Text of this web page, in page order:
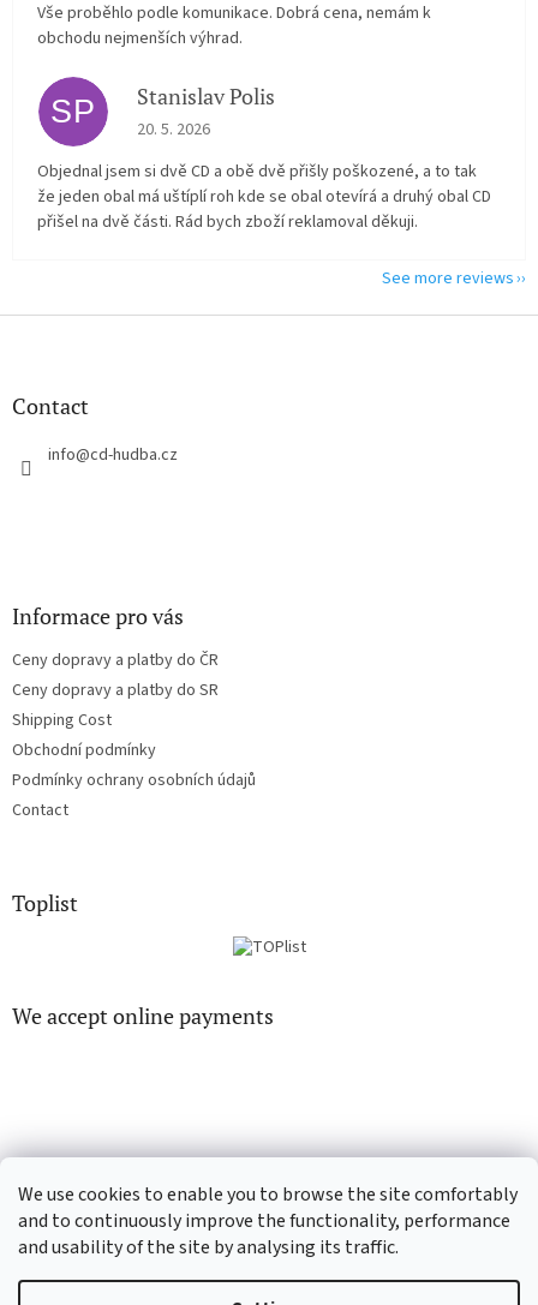
We use cookies to enable you to browse the site comfortably
and to continuously improve the functionality, performance
and usability of the site by analysing its traffic.
Vše proběhlo podle komunikace. Dobrá cena, nemám k
obchodu nejmenších výhrad.
SP Stanislav Polis
The store rating is 2 out of 5 stars.
20. 5. 2026
Objednal jsem si dvě CD a obě dvě přišly poškozené, a to tak
že jeden obal má uštíplí roh kde se obal otevírá a druhý obal CD
přišel na dvě části. Rád bych zboží reklamoval děkuji.
See more reviews
F
Contact
info@cd-hudba.cz
Informace pro vás
Ceny dopravy a platby do ČR
Ceny dopravy a platby do SR
Shipping Cost
Obchodní podmínky
Podmínky ochrany osobních údajů
Contact
Toplist
We accept online payments
Created by Shoptet